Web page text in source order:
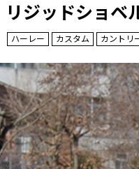
リジッドショベ
ハーレー カスタム カントリ